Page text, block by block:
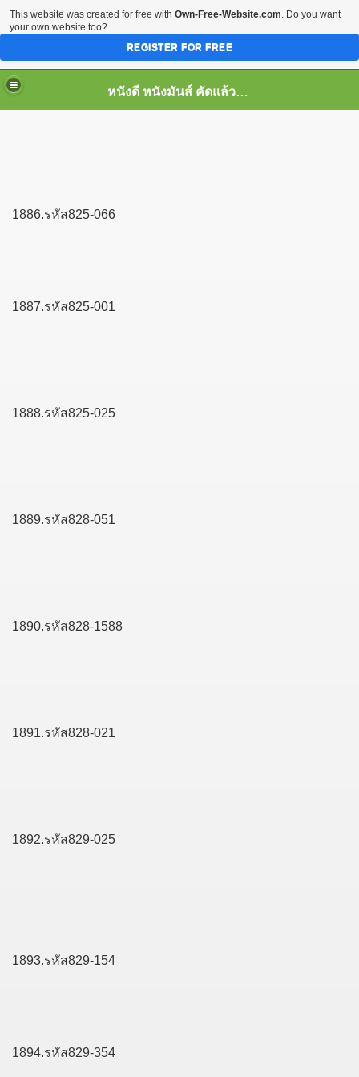
หนังดี หนังมันส์ คัดแล้ว เพื่อคุณ
1886.รหัส825-066
1887.รหัส825-001
1888.รหัส825-025
1889.รหัส828-051
1890.รหัส828-1588
1891.รหัส828-021
1892.รหัส829-025
1893.รหัส829-154
1894.รหัส829-354
This website was created for free with Own-Free-Website.com. Do you want
your own website too?
REGISTER FOR FREE